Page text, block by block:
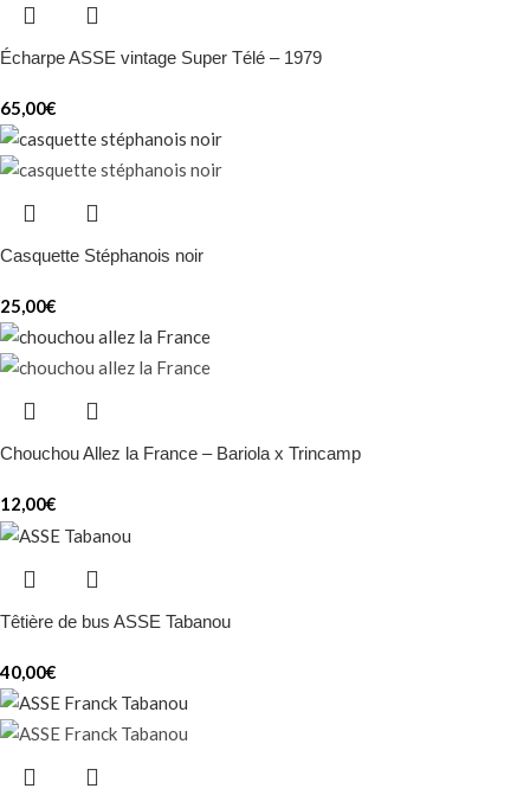
Écharpe ASSE vintage Super Télé – 1979
65,00€
Casquette Stéphanois noir
25,00€
Chouchou Allez la France – Bariola x Trincamp
12,00€
Têtière de bus ASSE Tabanou
40,00€